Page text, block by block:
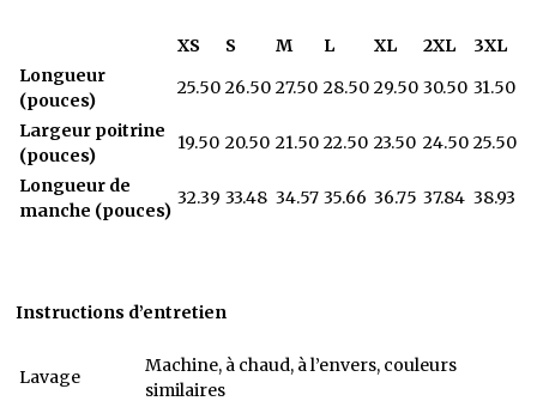
XS S M L XL 2XL
3XL
Longueur
(pouces)
25.50 26.50 27.50 28.50 29.50 30.50 31.50
Largeur poitrine
(pouces)
19.50 20.50 21.50 22.50 23.50 24.50 25.50
Longueur de
manche (pouces)
32.39 33.48 34.57 35.66 36.75 37.84 38.93
Instructions d’entretien
Lavage
Machine, à chaud, à l’envers, couleurs
similaires